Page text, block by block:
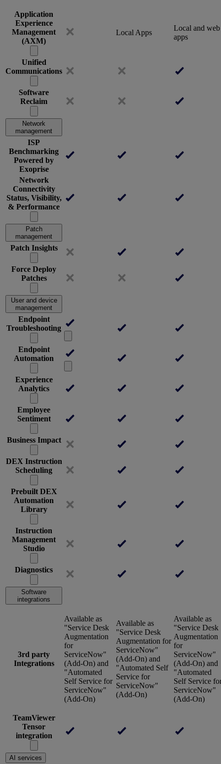
Application
Experience
Management
(AXM)
Local Apps
Local and web
apps
Unified
Communications
Software
Reclaim
Network
management
ISP
Benchmarking
Powered by
Exoprise
Network
Connectivity
Status, Visibility,
& Performance
Patch
management
Patch Insights
Force Deploy
Patches
User and device
management
Endpoint
Troubleshooting
Endpoint
Automation
Experience
Analytics
Employee
Sentiment
Business Impact
DEX Instruction
Scheduling
Prebuilt DEX
Automation
Library
Instruction
Management
Studio
Diagnostics
Software
integrations
3rd party
Integrations
Available as
"Service Desk
Augmentation
for
ServiceNow"
(Add-On) and
"Automated
Self Service for
ServiceNow"
(Add-On)
Available as
"Service Desk
Augmentation for
ServiceNow"
(Add-On) and
"Automated Self
Service for
ServiceNow"
(Add-On)
Available as
"Service Desk
Augmentation
for
ServiceNow"
(Add-On) and
"Automated
Self Service
ServiceNow"
(Add-On)
TeamViewer
Tensor
integration
AI services